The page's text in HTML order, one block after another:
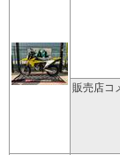
販売店コ